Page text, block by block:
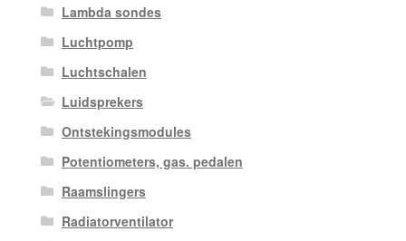
Lambda sondes
Luchtpomp
Luchtschalen
Luidsprekers
Ontstekingsmodules
Potentiometers, gas. pedalen
Raamslingers
Radiatorventilator